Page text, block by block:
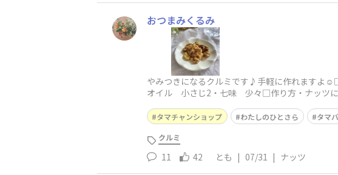
おつまみくるみ
やみつきになるクルミです♪手軽に作れます
オイル 小さじ2・七味 少々□作り方・ナッツに
タマチャンショップ わたしのひとさら タマ
クルミ
11 42 とも | 07/31 | ナッツ